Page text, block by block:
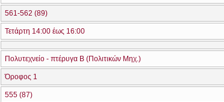
561-562 (89)
Τετάρτη 14:00 έως 16:00
Πολυτεχνείο - πτέρυγα Β (Πολιτικών Μηχ.)
Όροφος 1
555 (87)